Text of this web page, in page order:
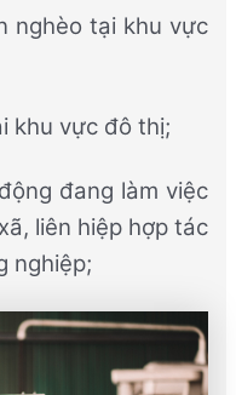
nghèo tại khu vực
khu vực đô thị;
đang làm việc
liên hiệp hợp tác
nghiệp;